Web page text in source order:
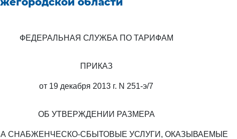
ФЕДЕРАЛЬНАЯ СЛУЖБА ПО ТАРИФАМ
ПРИКАЗ
от 19 декабря 2013 г. N 251-э/7
ОБ УТВЕРЖДЕНИИ РАЗМЕРА
СНАБЖЕНЧЕСКО-СБЫТОВЫЕ УСЛУГИ, ОКАЗЫВАЕМЫЕ